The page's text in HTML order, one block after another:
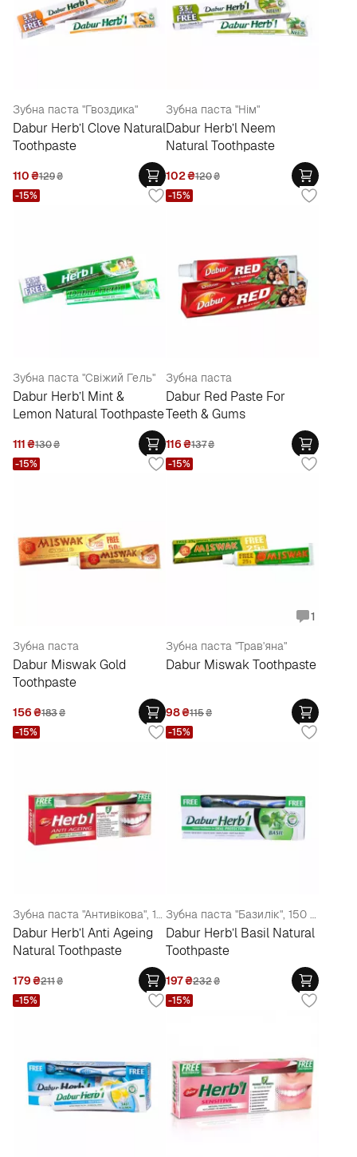
Зубна паста "Гвоздика"
Dabur Herb’l Clove Natural
Toothpaste
110₴129₴
Зубна паста "Нім"
Dabur Herb’l Neem
Natural Toothpaste
102₴120₴
Зубна паста "Свіжий Гель"
Dabur Herb’l Mint &
Lemon Natural Toothpaste
111₴130₴
-15%
Зубна паста
Dabur Red Paste For
Teeth & Gums
116₴137₴
-15%
Зубна паста
Dabur Miswak Gold
Toothpaste
156₴183₴
-15%
1
Зубна паста "Трав'яна"
Dabur Miswak Toothpaste
98₴115₴
-15%
Зубна паста "Антивікова", 150 г + зубна щітка
Dabur Herb’l Anti Ageing
Natural Toothpaste
179₴211₴
-15%
Зубна паста "Базилік", 150 г + зубна щітка
Dabur Herb’l Basil Natural
Toothpaste
197₴232₴
-15%
-15% -15%